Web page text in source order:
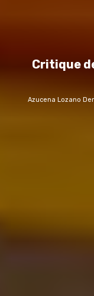
Critique
Azucena Lozano